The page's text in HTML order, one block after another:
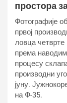
простора
Фотографије
првој
ловца четврте
према
процесу
производни
јуну.
на Ф-35.